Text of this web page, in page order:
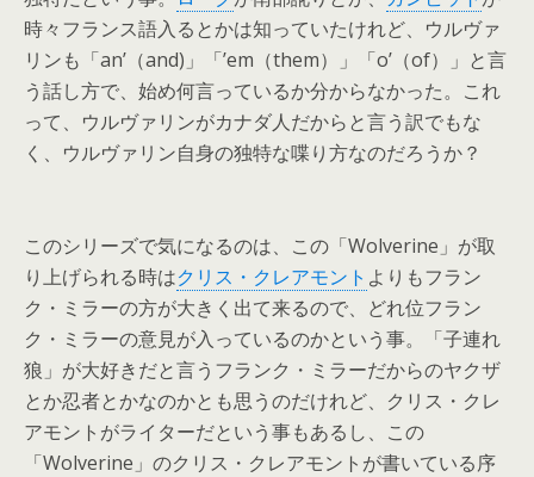
時々フランス語入るとかは知っていたけれど、ウルヴァ
リンも「an’（and)」「’em（them）」「o’（of）」と言
う話し方で、始め何言っているか分からなかった。これ
って、ウルヴァリンがカナダ人だからと言う訳でもな
く、ウルヴァリン自身の独特な喋り方なのだろうか？
このシリーズで気になるのは、この「Wolverine」が取
り上げられる時はクリス・クレアモント よりもフラン
ク・ミラーの方が大きく出て来るので、どれ位フラン
ク・ミラーの意見が入っているのかという事。「子連れ
狼」が大好きだと言うフランク・ミラーだからのヤクザ
とか忍者とかなのかとも思うのだけれど、クリス・クレ
アモントがライターだという事もあるし、この
「Wolverine」のクリス・クレアモントが書いている序